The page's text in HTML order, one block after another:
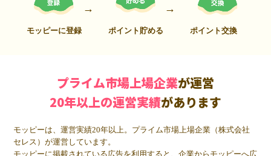
モッピーに登録 ポイント貯める ポイント交換
プライム市場上場企業が運営
20年以上の運営実績があります
モッピーは、運営実績20年以上。プライム市場上場企業（株式会社
セレス）が運営しています。
モッピーに掲載されている広告を利用すると、企業からモッピーへ広